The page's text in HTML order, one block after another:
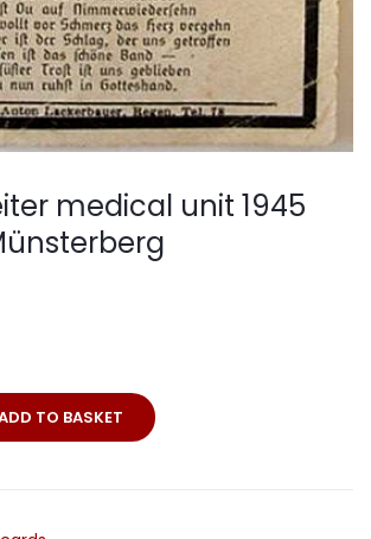
medical unit 1945
TO BASKET